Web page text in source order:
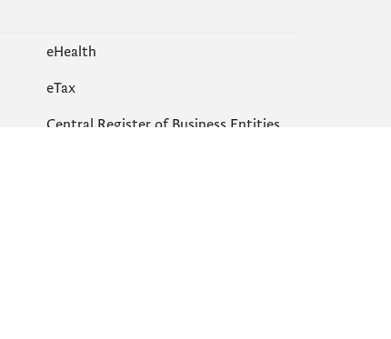
eHealth
еTax
Central Register of Business Entities